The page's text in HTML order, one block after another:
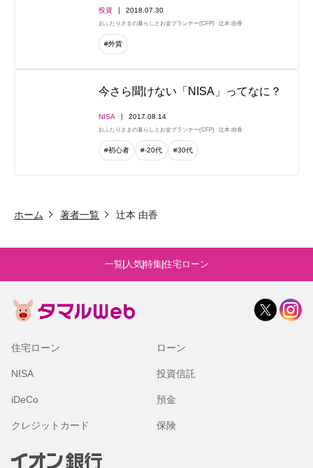
一覧 人気特集住宅ローン
投資 2018.07.30
おふたりさまの暮らしとお金プランナー(CFP) 辻本 由香
#外貨
今さら聞けない「NISA」ってなに？
NISA 2017.08.14
おふたりさまの暮らしとお金プランナー(CFP) 辻本 由香
#初心者 #-20代 #30代
ホーム 著者一覧 辻本 由香
住宅ローン ローン
NISA 投資信託
iDeCo 預金
クレジットカード 保険